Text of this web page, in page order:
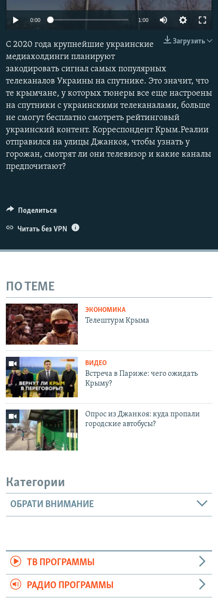
ПОБЕДИТЕЛЕЙ НЕ СУДЯТ?
ELIFBE
УКРАИНСКАЯ ПРОБЛЕМА КРЫМА
ПРИСОЕДИНЯЙТЕСЬ!
Все сайты RFE/RL
0:00 1:00
Загрузить
С 2020 года крупнейшие украинские
медиахолдинги планируют
закодировать сигнал самых популярных
телеканалов Украины на спутнике. Это значит, что
те крымчане, у которых тюнеры все еще настроены
на спутники с украинскими телеканалами, больше
не смогут бесплатно смотреть рейтинговый
украинский контент. Корреспондент Крым.Реалии
отправился на улицы Джанкоя, чтобы узнать у
горожан, смотрят ли они телевизор и какие каналы
предпочитают?
Поделиться
Читать без VPN
ПО ТЕМЕ
ЭКОНОМИКА
Телештурм Крыма
ВИДЕО
Встреча в Париже: чего ожидать
Крыму?
Опрос из Джанкоя: куда пропали
городские автобусы?
Категории
ОБРАТИ ВНИМАНИЕ
ТВ ПРОГРАММЫ
РАДИО ПРОГРАММЫ